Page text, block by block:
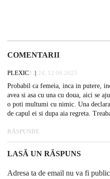
COMENTARII
PLEXIC 12:24, 12.06.2025
Probabil ca femeia, inca in putere,
avea si asa cu una cu doua, aici se
o poti multumi cu nimic. Una
de capul ei si dupa aia regreta.
RĂSPUNDE
LASĂ UN RĂSPUNS
Adresa ta de email nu va fi